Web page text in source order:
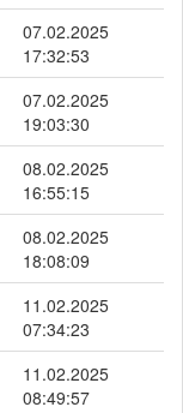
07.02.2025
17:32:53
07.02.2025
19:03:30
08.02.2025
16:55:15
08.02.2025
18:08:09
11.02.2025
07:34:23
11.02.2025
08:49:57